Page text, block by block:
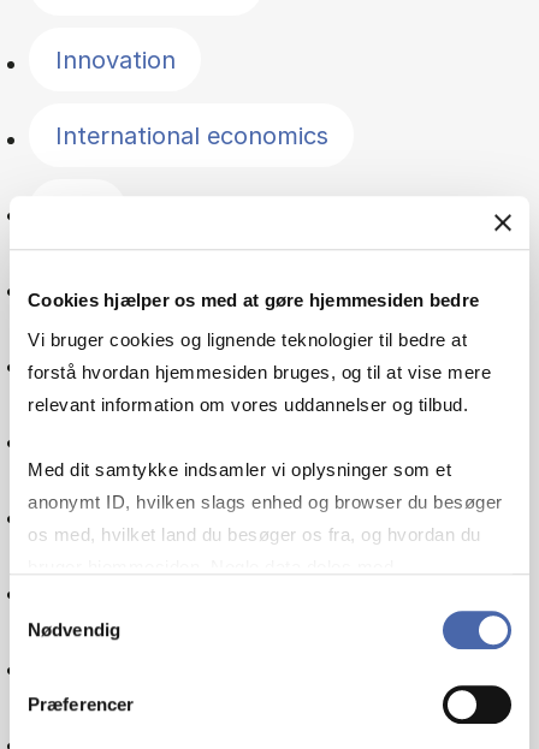
Cookies hjælper os med at gøre hjemmesiden bedre
Vi bruger cookies og lignende teknologier til bedre at
forstå hvordan hjemmesiden bruges, og til at vise mere
relevant information om vores uddannelser og tilbud.
Med dit samtykke indsamler vi oplysninger som et
anonymt ID, hvilken slags enhed og browser du besøger
os med, hvilket land du besøger os fra, og hvordan du
markedsføring. Du bestemmer selv - og kan altid trække
Samtykkevalg
Nødvendig
Præferencer
Innovation
International economics
Management
The Nordic countries
Organisation